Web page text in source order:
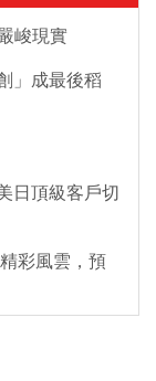
峻現實
」成最後稻
日頂級客戶切
彩風雲，預